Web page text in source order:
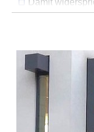
zu können und
analysieren.
Partner können
zusammenführen.
Hier finden Sie
unsere
Damit
Outlook-
Exxon Mobil
ähnlich hohen
dass dieser
Mio. Barrel/Tag
Allerdings
Hochplateau